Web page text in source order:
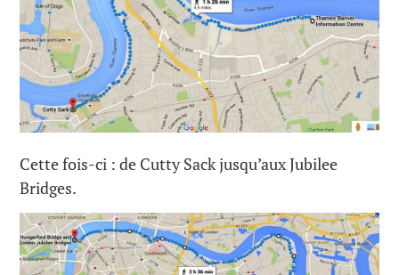
Cette fois-ci : de Cutty Sack jusqu’aux Jubilee
Bridges.